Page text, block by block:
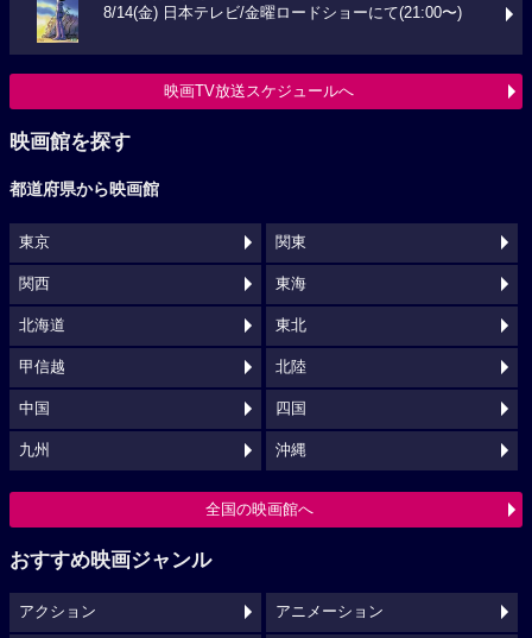
8/14(金) 日本テレビ/金曜ロードショーにて(21:00〜)
映画TV放送スケジュールへ
映画館を探す
都道府県から映画館
東京 関東
関西 東海
北海道 東北
甲信越 北陸
中国 四国
九州 沖縄
全国の映画館へ
おすすめ映画ジャンル
アクション アニメーション